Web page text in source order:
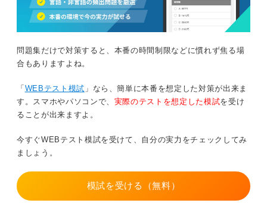
問題集だけで対策すると、本番の時間制限などに慣れず焦る場
合もありますよね。
「 WEBテスト模試 」なら、簡単に本番を想定した対策が出来ま
す。スマホやパソコンで、 実際のテストを想定した模試を受け
ることが出来ますよ。
今すぐWEBテスト模試を受けて、自分の実力をチェックしてみ
ましょう。
模試を受ける（無料）